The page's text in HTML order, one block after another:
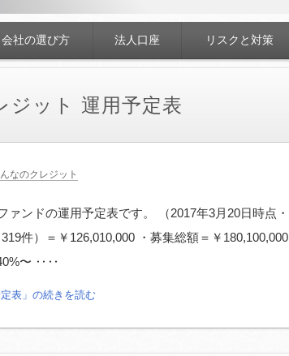
ディング
会社の選び方 法人口座 リスクと対策
ジット 運用予定表
なのクレジット
ァンドの運用予定表です。 （2017年3月20日時点・
件）＝￥126,010,000 ・募集総額＝￥180,100,000
〜 ‥‥
表」の続きを読む